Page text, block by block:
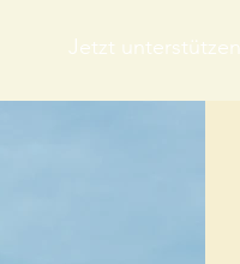
Jetzt unterstützen